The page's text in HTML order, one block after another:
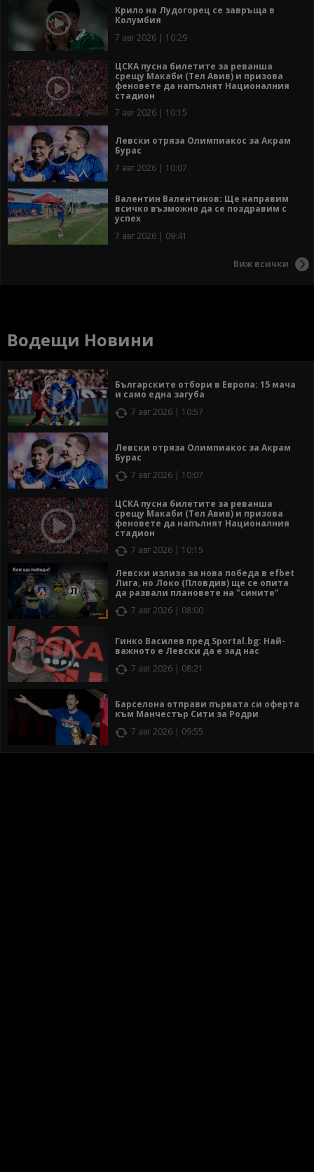
Крило на Лудогорец се завръща в
Колумбия
7 авг 2026 | 10:29
ЦСКА пусна билетите за реванша
срещу Макаби (Тел Авив) и призова
феновете да напълнят Националния
стадион
7 авг 2026 | 10:15
Левски отряза Олимпиакос за Акрам
Бурас
7 авг 2026 | 10:07
Валентин Валентинов: Ще направим
всичко възможно да се поздравим с
успех
7 авг 2026 | 09:41
Виж всички
Водещи Новини
Българските отбори в Европа: 15 мача
и само една загуба
7 авг 2026 | 10:57
Левски отряза Олимпиакос за Акрам
Бурас
7 авг 2026 | 10:07
ЦСКА пусна билетите за реванша
срещу Макаби (Тел Авив) и призова
феновете да напълнят Националния
стадион
7 авг 2026 | 10:15
Левски излиза за нова победа в efbet
Лига, но Локо (Пловдив) ще се опита
да развали плановете на "сините"
7 авг 2026 | 08:00
Гинко Василев пред Sportal.bg: Най-
важното е Левски да е зад нас
7 авг 2026 | 08:21
Барселона отправи първата си оферта
към Манчестър Сити за Родри
7 авг 2026 | 09:55